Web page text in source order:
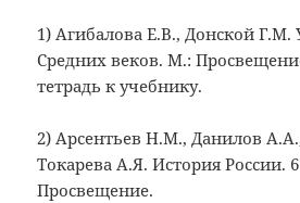
1) Агибалова Е.В., Донской
Средних веков. М.:
тетрадь к учебнику.
2) Арсентьев Н.М., Данилов
Токарева А.Я. История России.
Просвещение.